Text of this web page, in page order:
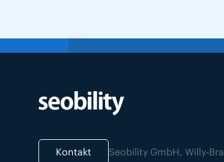
Kontakt Seobility GmbH, Willy-